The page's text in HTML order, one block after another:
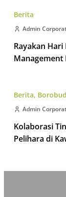
Berita
Admin
Rayakan
Management
Berita,
Admin
Kolaborasi
Pelihara di